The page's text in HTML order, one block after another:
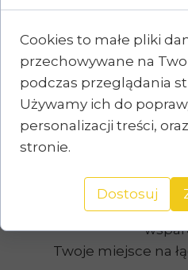
Czyli miejsce
rozwiewanie
szukanie
wprowadzanie
Twoje miejsce na
Spotkanie
Cookies to małe pliki
przechowywane na
podczas przeglądania
Używamy ich do
personalizacji treści,
stronie.
Dostosuj